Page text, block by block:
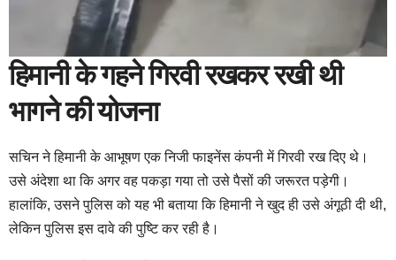
हिमानी के गहने गिरवी रखकर रखी थी
भागने की योजना
सचिन ने हिमानी के आभूषण एक निजी फाइनेंस कंपनी में गिरवी रख दिए थे।
उसे अंदेशा था कि अगर वह पकड़ा गया तो उसे पैसों की जरूरत पड़ेगी।
हालांकि, उसने पुलिस को यह भी बताया कि हिमानी ने खुद ही उसे अंगूठी दी थी,
लेकिन पुलिस इस दावे की पुष्टि कर रही है।